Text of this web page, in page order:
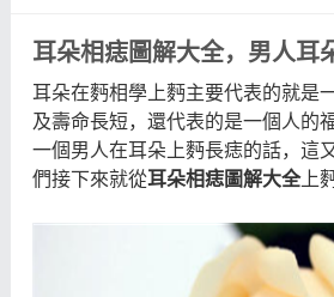
耳朵相痣圖解大全，男人耳
耳朵在麪相學上麪主要代表的就是
及壽命長短，還代表的是一個人的
一個男人在耳朵上麪長痣的話，這
們接下來就從耳朵相痣圖解大全上